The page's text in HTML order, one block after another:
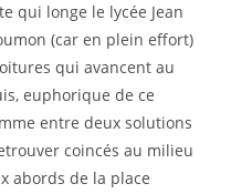
qui longe le lycée Jean
(car en plein effort)
qui avancent au
euphorique de ce
entre deux solutions
coincés au milieu
abords de la place